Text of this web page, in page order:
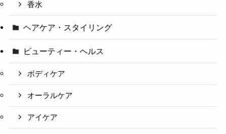
香水
ヘアケア・スタイリング
ビューティー・ヘルス
ボディケア
オーラルケア
アイケア